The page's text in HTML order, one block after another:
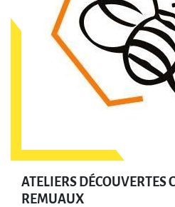
ATELIERS DÉCOUVERTES
REMUAUX